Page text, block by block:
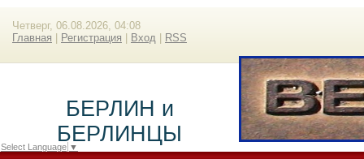
Четверг, 06.08.2026, 04:08
Главная
Регистрация Вход RSS
БЕРЛИН и
БЕРЛИНЦЫ
Select Language ▼